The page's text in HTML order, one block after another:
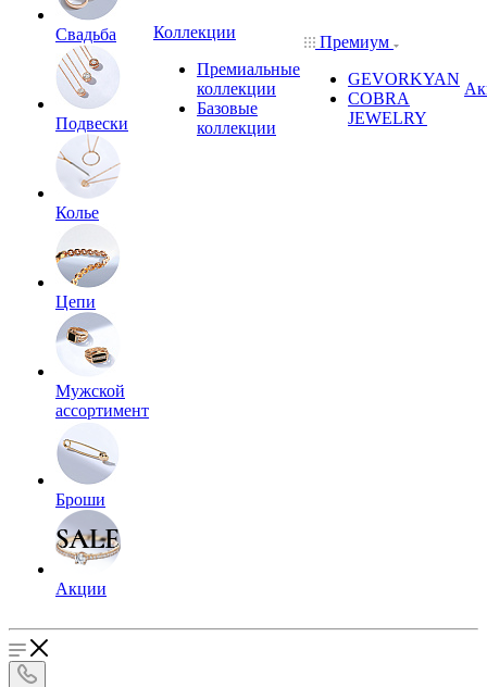
Свадьба
Подвески
Колье
Цепи
Мужской
ассортимент
Броши
Акции
Коллекции
Премиальные
коллекции
Базовые
коллекции
Премиум
GEVORKYAN
COBRA
JEWELRY